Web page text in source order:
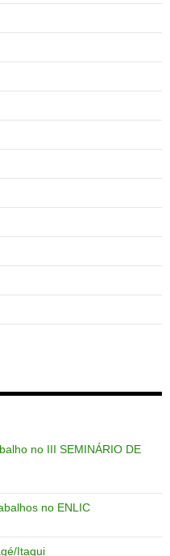
no III SEMINÁRIO DE
no ENLIC
Itaqui